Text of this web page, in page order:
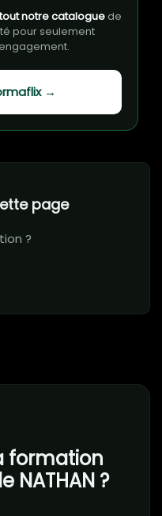
page
?
formation
NATHAN ?
notre cataloguede
pour seulement
→